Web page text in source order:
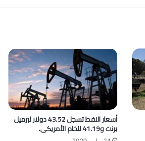
أسعار النفط تسجل 43.52 دولار لبرميل
برنت و41.19 للخام الأمريكى.